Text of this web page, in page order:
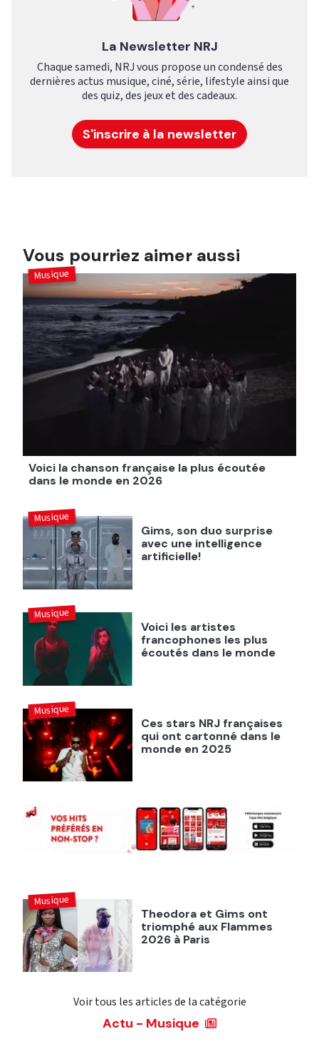
La Newsletter NRJ
Chaque samedi, NRJ vous propose un condensé des
dernières actus musique, ciné, série, lifestyle ainsi que
des quiz, des jeux et des cadeaux.
S'inscrire à la newsletter
Vous pourriez aimer aussi
Voici la chanson française la plus écoutée
dans le monde en 2026
Musique
Gims, son duo surprise
avec une intelligence
artificielle!
Musique
Voici les artistes
francophones les plus
écoutés dans le monde
Musique
Ces stars NRJ françaises
qui ont cartonné dans le
monde en 2025
Musique
Theodora et Gims ont
triomphé aux Flammes
2026 à Paris
Musique
Voir tous les articles de la catégorie
Actu - Musique